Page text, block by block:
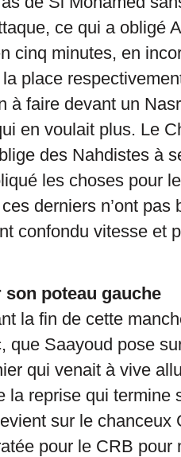
ce qui a obligé
cinq minutes, en
place
à faire devant un
en voulait plus. Le
des Nahdistes à
les choses pour
derniers n’ont pas
confondu vitesse et
son poteau gauche
la fin de cette
que Saayoud pose
qui venait à vive
la reprise qui termine
sur le chanceux
pour le CRB pour